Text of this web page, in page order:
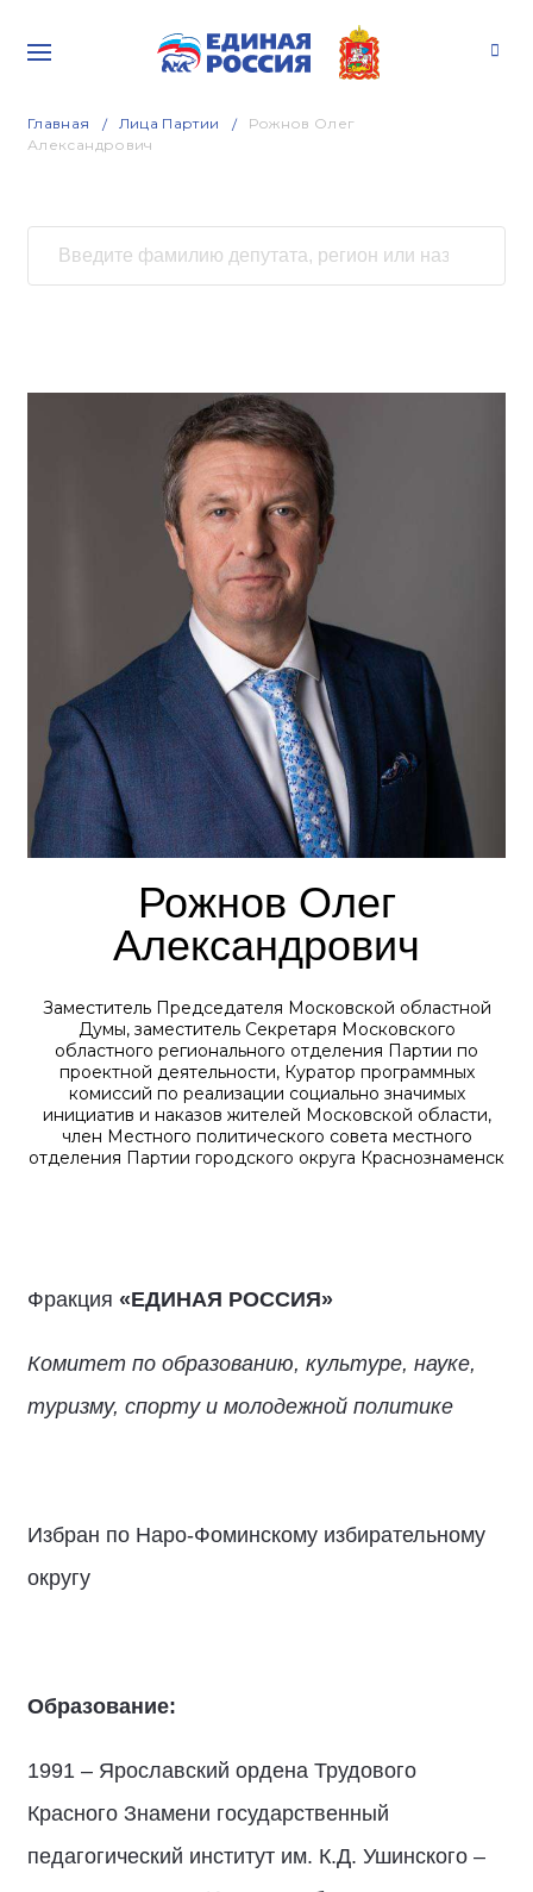
Главная Лица Партии
Рожнов Олег
Александрович
Рожнов Олег
Александрович
Заместитель Председателя Московской областной
Думы, заместитель Секретаря Московского
областного регионального отделения Партии по
проектной деятельности, Куратор программных
комиссий по реализации социально значимых
инициатив и наказов жителей Московской области,
член Местного политического совета местного
отделения Партии городского округа Краснознаменск
Фракция «ЕДИНАЯ РОССИЯ»
Комитет по образованию, культуре, науке,
туризму, спорту и молодежной политике
Избран по Наро-Фоминскому избирательному
округу
Образование:
1991 – Ярославский ордена Трудового
Красного Знамени государственный
педагогический институт им. К.Д. Ушинского –